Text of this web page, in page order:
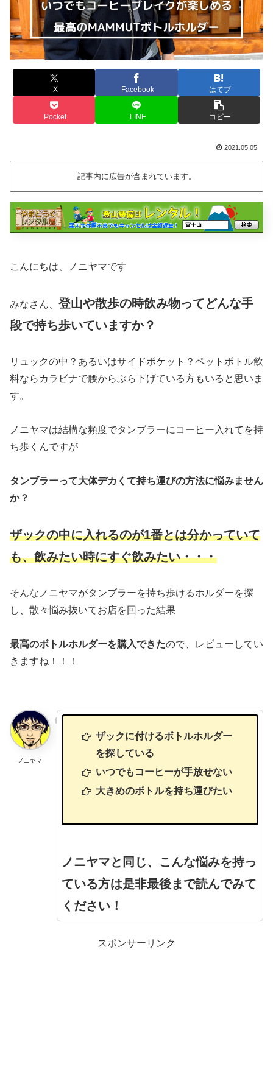
X Facebook はてブ
Pocket LINE コピー
2021.05.05
記事内に広告が含まれています。
こんにちは、ノニヤマです
みなさん、 登山や散歩の時飲み物ってどんな手
段で持ち歩いていますか？
リュックの中？あるいはサイドポケット？ペットボトル飲
料ならカラビナで腰からぶら下げている方もいると思いま
す。
ノニヤマは結構な頻度でタンブラーにコーヒー入れてを持
ち歩くんですが
タンブラーって大体デカくて持ち運びの方法に悩みません
か？
ザックの中に入れるのが1番とは分かっていて
も、飲みたい時にすぐ飲みたい・・・
そんなノニヤマがタンブラーを持ち歩けるホルダーを探
し、散々悩み抜いてお店を回った結果
最高のボトルホルダーを購入できたので、レビューしてい
きますね！！！
ノニヤマ
ザックに付けるボトルホルダー
を探している
いつでもコーヒーが手放せない
大きめのボトルを持ち運びたい
ノニヤマと同じ、こんな悩みを持っ
ている方は是非最後まで読んでみて
ください！
スポンサーリンク